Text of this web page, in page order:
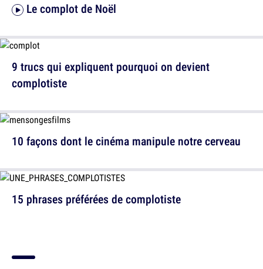
9 trucs qui expliquent pourquoi on devient
complotiste
10 façons dont le cinéma manipule notre cerveau
Le complot de Noël
15 phrases préférées de complotiste